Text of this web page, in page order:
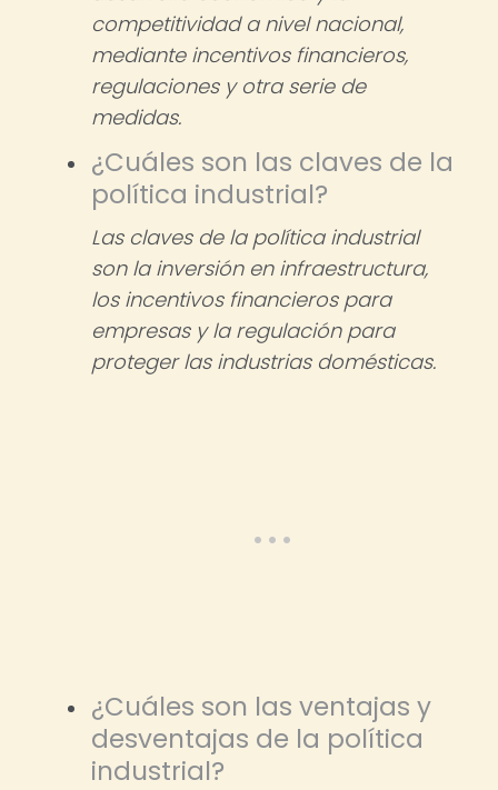
competitividad a nivel nacional,
mediante incentivos financieros,
regulaciones y otra serie de
medidas.
¿Cuáles son las claves de la
política industrial?
Las claves de la política industrial
son la inversión en infraestructura,
los incentivos financieros para
empresas y la regulación para
proteger las industrias domésticas.
¿Cuáles son las ventajas y
desventajas de la política
industrial?